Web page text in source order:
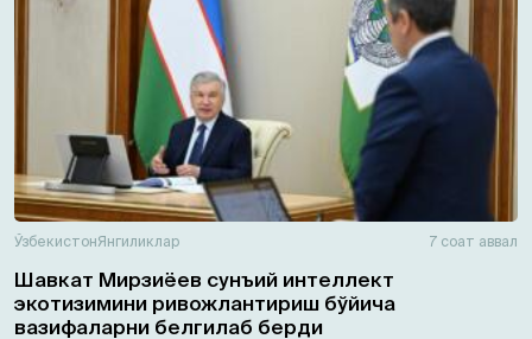
ЎзбекистонЯнгиликлар 7 соат аввал
Шавкат Мирзиёев сунъий интеллект
экотизимини ривожлантириш бўйича
вазифаларни белгилаб берди